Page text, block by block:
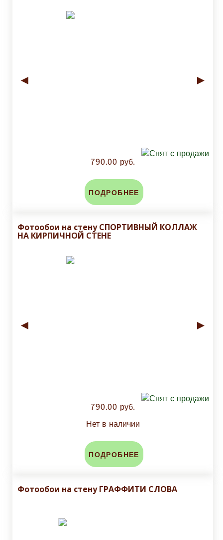
◄ ►
790.00 руб.
ПОДРОБНЕЕ
Фотообои на стену СПОРТИВНЫЙ КОЛЛАЖ
НА КИРПИЧНОЙ СТЕНЕ
◄ ►
790.00 руб.
Нет в наличии
ПОДРОБНЕЕ
Фотообои на стену ГРАФФИТИ СЛОВА